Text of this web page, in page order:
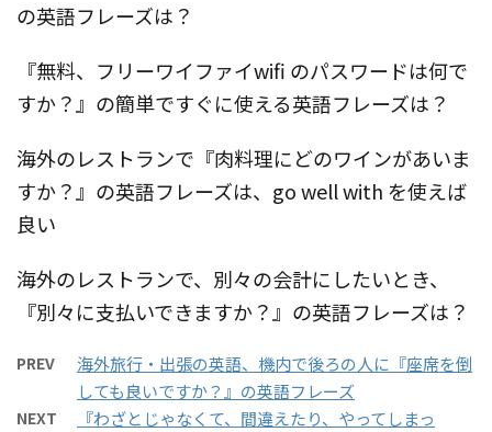
の英語フレーズは？
『無料、フリーワイファイwifi のパスワードは何で
すか？』の簡単ですぐに使える英語フレーズは？
海外のレストランで『肉料理にどのワインがあいま
すか？』の英語フレーズは、go well with を使えば
良い
海外のレストランで、別々の会計にしたいとき、
『別々に支払いできますか？』の英語フレーズは？
PREV
海外旅行・出張の英語、機内で後ろの人に『座席を倒
しても良いですか？』の英語フレーズ
NEXT 『わざとじゃなくて、間違えたり、やってしまっ